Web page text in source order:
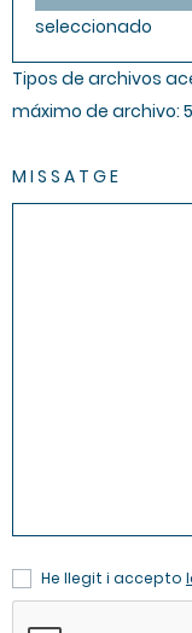
seleccionado
Tipos de archivos
máximo de archivo:
MISSATGE
He llegit i accepto